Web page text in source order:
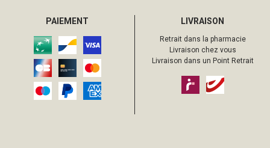
PAIEMENT LIVRAISON
Retrait dans la pharmacie
Livraison chez vous
Livraison dans un Point Retrait